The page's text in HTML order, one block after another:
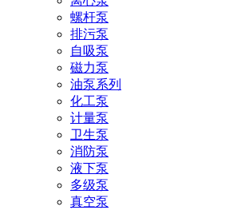
螺杆泵
排污泵
自吸泵
磁力泵
油泵系列
化工泵
计量泵
卫生泵
消防泵
液下泵
多级泵
真空泵